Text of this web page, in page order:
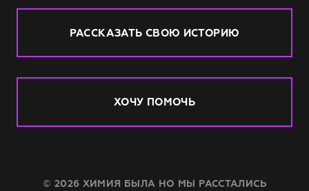
РАССКАЗАТЬ СВОЮ ИСТОРИЮ
ХОЧУ ПОМОЧЬ
© 2026 ХИМИЯ БЫЛА НО МЫ РАССТАЛИСЬ